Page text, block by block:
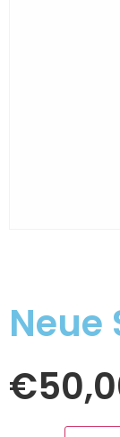
Neue
€